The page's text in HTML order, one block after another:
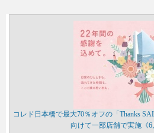
コレド日本橋で最大70％オフの「Thanks
向けて一部店舗で実施《6